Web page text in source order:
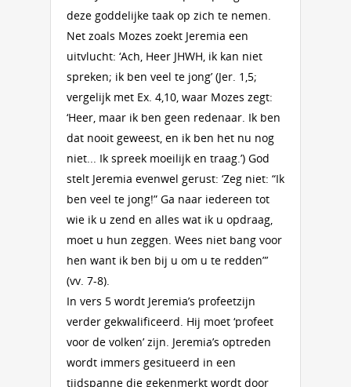
deze goddelijke taak op zich te nemen.
Net zoals Mozes zoekt Jeremia een
uitvlucht: ‘Ach, Heer JHWH, ik kan niet
spreken; ik ben veel te jong’ (Jer. 1,5;
vergelijk met Ex. 4,10, waar Mozes zegt:
‘Heer, maar ik ben geen redenaar. Ik ben
dat nooit geweest, en ik ben het nu nog
niet... Ik spreek moeilijk en traag.’) God
stelt Jeremia evenwel gerust: ‘Zeg niet: “Ik
ben veel te jong!” Ga naar iedereen tot
wie ik u zend en alles wat ik u opdraag,
moet u hun zeggen. Wees niet bang voor
hen want ik ben bij u om u te redden”’
(vv. 7-8).
In vers 5 wordt Jeremia’s profeetzijn
verder gekwalificeerd. Hij moet ‘profeet
voor de volken’ zijn. Jeremia’s optreden
wordt immers gesitueerd in een
tijdspanne die gekenmerkt wordt door